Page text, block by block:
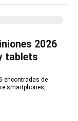
2026
tablets
encontradas de
smartphones,